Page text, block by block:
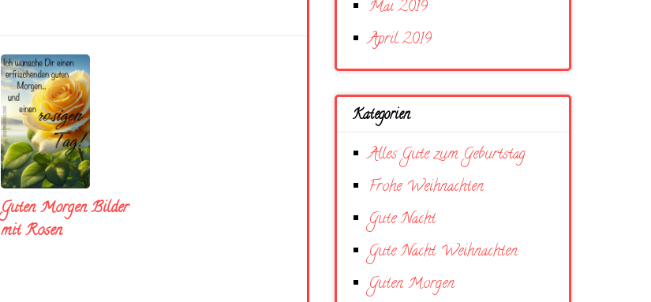
Guten Morgen Bilder
mit Rosen
Mai 2019
April 2019
Kategorien
Alles Gute zum Geburtstag
Frohe Weihnachten
Gute Nacht
Gute Nacht Weihnachten
Guten Morgen